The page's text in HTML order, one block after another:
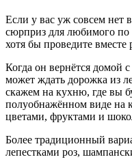
Если у вас уж совсем нет
сюрприз для любимого
хотя бы проведите вместе
Когда он вернётся домой
может ждать дорожка из
скажем на кухню, где вы
полуобнажённом виде на
цветами, фруктами и
Более традиционный
лепестками роз,